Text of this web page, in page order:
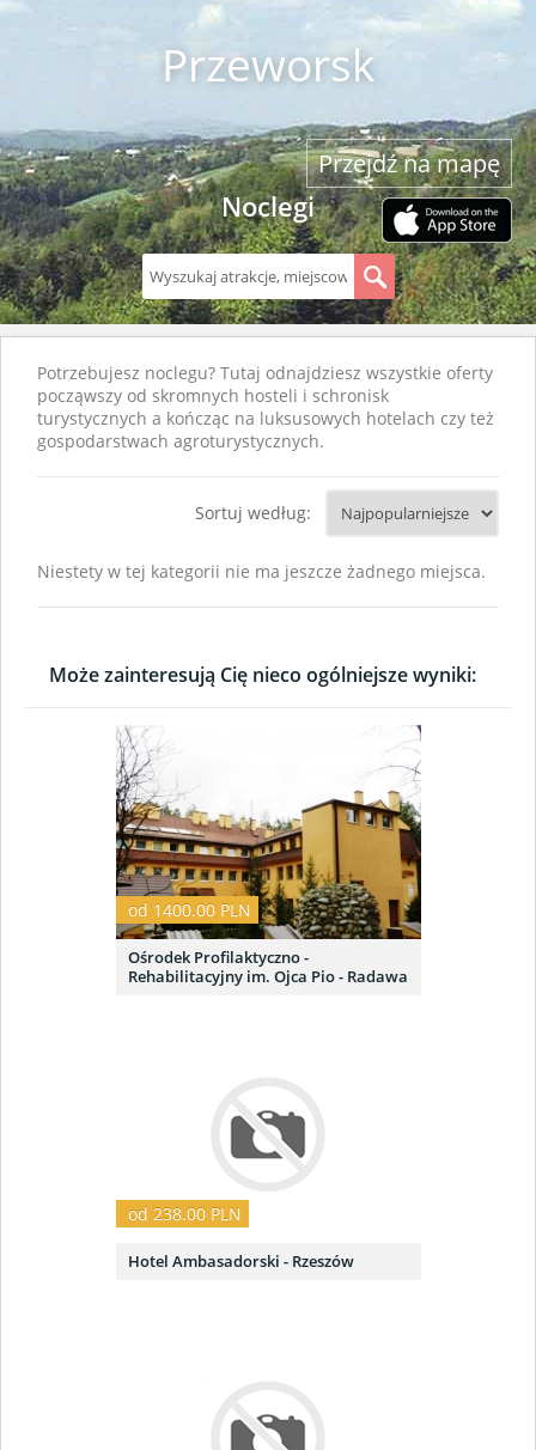
Przeworsk
Noclegi
Przejdź na mapę
Potrzebujesz noclegu? Tutaj odnajdziesz wszystkie oferty
począwszy od skromnych hosteli i schronisk
turystycznych a kończąc na luksusowych hotelach czy też
gospodarstwach agroturystycznych.
Sortuj według:
Niestety w tej kategorii nie ma jeszcze żadnego miejsca.
Może zainteresują Cię nieco ogólniejsze wyniki:
od 1400.00 PLN
Ośrodek Profilaktyczno -
Rehabilitacyjny im. Ojca Pio - Radawa
od 238.00 PLN
Hotel Ambasadorski - Rzeszów